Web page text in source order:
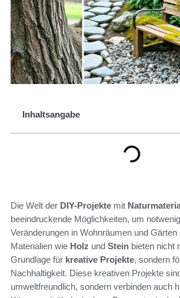
Inhaltsangabe
Die Welt der DIY-Projekte mit
beeindruckende Möglichkeiten, um
Veränderungen in Wohnräumen und
Materialien wie Holz und Stein bieten nicht
Grundlage für kreative Projekte, sondern
Nachhaltigkeit. Diese kreativen Projekte
umweltfreundlich, sondern verbinden auch